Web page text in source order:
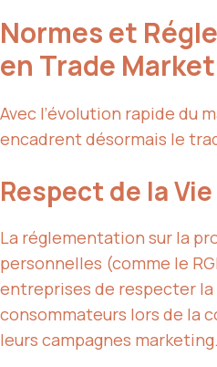
Normes et
en Trade
Avec l’évolution rapide du
encadrent désormais le
Respect de la
La réglementation sur la
personnelles (comme le
entreprises de respecter la
consommateurs lors de la
leurs campagnes marketing.